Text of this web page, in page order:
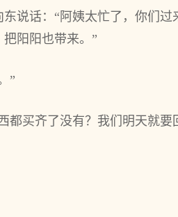
说话：“阿姨太忙了，你们
阳阳也带来。”
”
都买齐了没有？我们明天就要